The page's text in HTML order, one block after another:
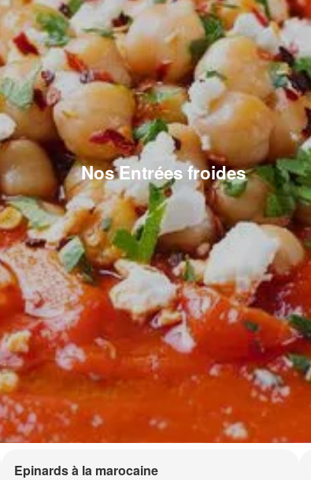
Nos Entrées froides
Epinards à la marocaine